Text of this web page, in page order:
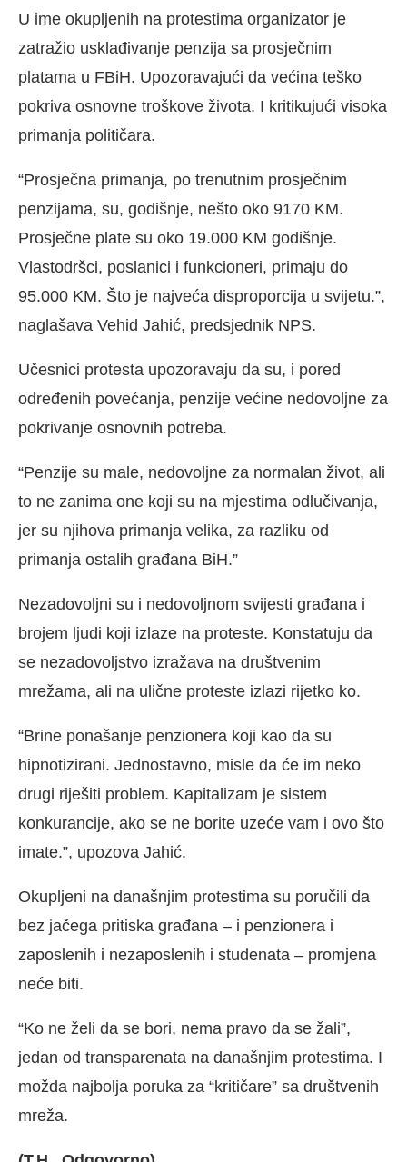
U ime okupljenih na protestima organizator je
zatražio usklađivanje penzija sa prosječnim
platama u FBiH. Upozoravajući da većina teško
pokriva osnovne troškove života. I kritikujući visoka
primanja političara.
“Prosječna primanja, po trenutnim prosječnim
penzijama, su, godišnje, nešto oko 9170 KM.
Prosječne plate su oko 19.000 KM godišnje.
Vlastodršci, poslanici i funkcioneri, primaju do
95.000 KM. Što je najveća disproporcija u svijetu.”,
naglašava Vehid Jahić, predsjednik NPS.
Učesnici protesta upozoravaju da su, i pored
određenih povećanja, penzije većine nedovoljne za
pokrivanje osnovnih potreba.
“Penzije su male, nedovoljne za normalan život, ali
to ne zanima one koji su na mjestima odlučivanja,
jer su njihova primanja velika, za razliku od
primanja ostalih građana BiH.”
Nezadovoljni su i nedovoljnom svijesti građana i
brojem ljudi koji izlaze na proteste. Konstatuju da
se nezadovoljstvo izražava na društvenim
mrežama, ali na ulične proteste izlazi rijetko ko.
“Brine ponašanje penzionera koji kao da su
hipnotizirani. Jednostavno, misle da će im neko
drugi riješiti problem. Kapitalizam je sistem
konkurancije, ako se ne borite uzeće vam i ovo što
imate.”, upozova Jahić.
Okupljeni na današnjim protestima su poručili da
bez jačega pritiska građana – i penzionera i
zaposlenih i nezaposlenih i studenata – promjena
neće biti.
“Ko ne želi da se bori, nema pravo da se žali”,
jedan od transparenata na današnjim protestima. I
možda najbolja poruka za “kritičare” sa društvenih
mreža.